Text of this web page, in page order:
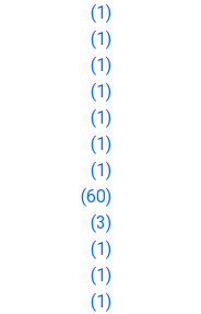
(1)
(1)
(1)
(1)
(1)
(1)
(1)
(60)
(3)
(1)
(1)
(1)